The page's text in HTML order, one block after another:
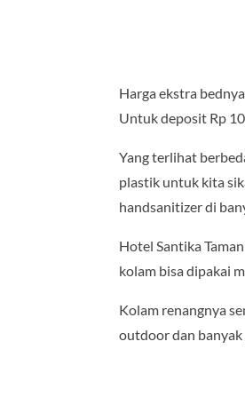
Harga ekstra
Untuk deposit Rp
Yang terlihat
plastik untuk kita
handsanitizer di
Hotel Santika
kolam bisa dipakai
Kolam renangnya
outdoor dan